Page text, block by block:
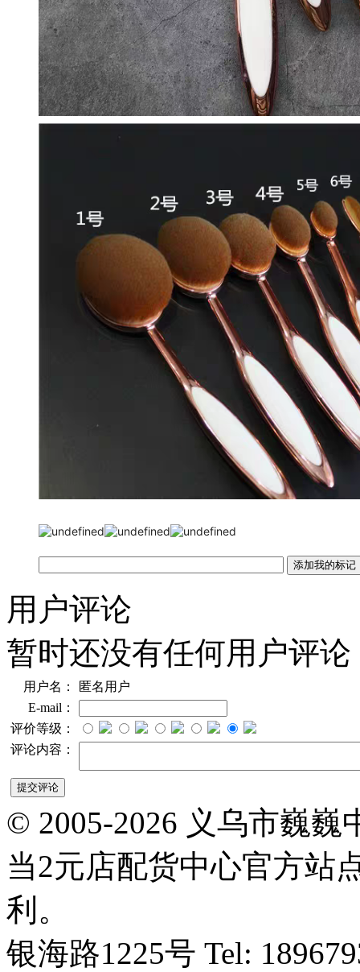
用户评论
暂时还没有任何用户评论
用户名：
匿名用户
E-mail：
评价等级：
评论内容：
© 2005-2026 义乌市巍
当2元店配货中心官方站
利。
银海路1225号 Tel: